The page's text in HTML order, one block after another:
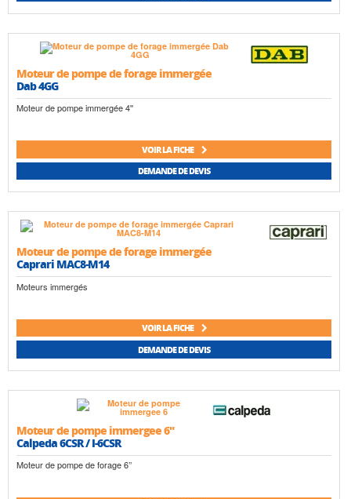
Moteur de pompe de forage immergée
Dab 4GG
Moteur de pompe immergée 4''
VOIR LA FICHE
DEMANDE DE DEVIS
Moteur de pompe de forage immergée
Caprari MAC8-M14
Moteurs immergés
VOIR LA FICHE
DEMANDE DE DEVIS
Moteur de pompe immergee 6"
Calpeda 6CSR / I-6CSR
Moteur de pompe de forage 6’’